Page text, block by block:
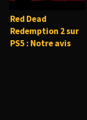
Red Dead
Redemption 2 sur
PS5 : Notre avis